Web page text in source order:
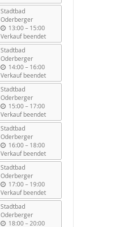
s
Stadtbad
Oderberger
13:00 –b
i
s
15:00
Verkauf beendet
Stadtbad
Oderberger
14:00 –b
i
s
16:00
Verkauf beendet
Stadtbad
Oderberger
15:00 –b
i
s
17:00
Verkauf beendet
Stadtbad
Oderberger
16:00 –b
i
s
18:00
Verkauf beendet
Stadtbad
Oderberger
17:00 –b
i
s
19:00
Verkauf beendet
Stadtbad
Oderberger
18:00 –b20:00